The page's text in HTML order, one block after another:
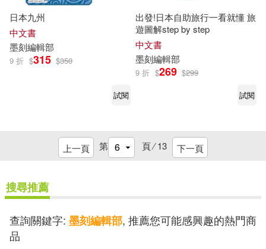
日本九州
中文書
墨刻編輯部
9 折 $315 $350
試閱
出發!日本自助旅行一看就懂 旅
遊圖解step by step
中文書
墨刻編輯部
9 折 $269 $299
試閱
上一頁 第 頁 ⁄13 下一頁
搜尋推薦
查詢關鍵字: 墨刻編輯部, 推薦您可能感興趣的熱門商
品